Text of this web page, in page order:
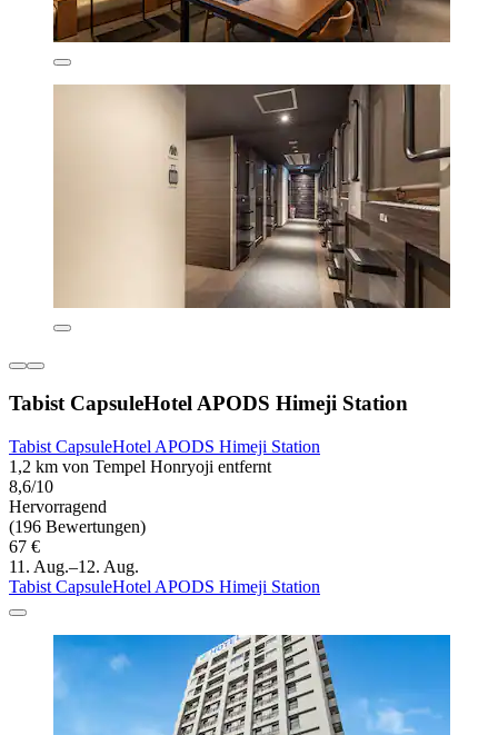
Tabist CapsuleHotel APODS Himeji Station
Tabist CapsuleHotel APODS Himeji Station
1,2 km von Tempel Honryoji entfernt
8,6/10
Hervorragend
(196 Bewertungen)
67 €
11. Aug.–12. Aug.
Tabist CapsuleHotel APODS Himeji Station